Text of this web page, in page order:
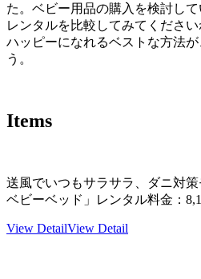
た。ベビー用品の購入を検討し
レンタルを比較してみてくださ
ハッピーになれるベストな方法
う。
Items
送風でいつもサラサラ、ダニ対
ベビーベッド」レンタル料金：
View DetailView Detail